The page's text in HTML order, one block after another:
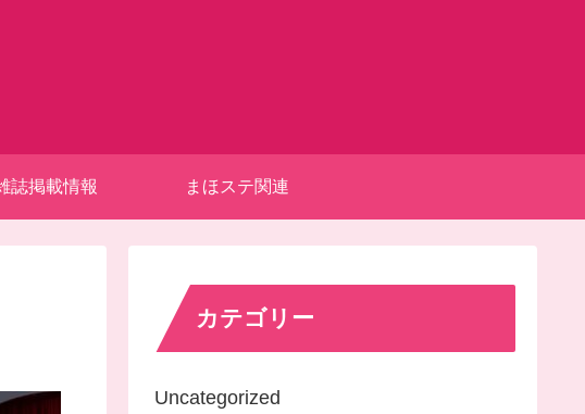
誌掲載情報 まほステ関連
カテゴリー
Uncategorized